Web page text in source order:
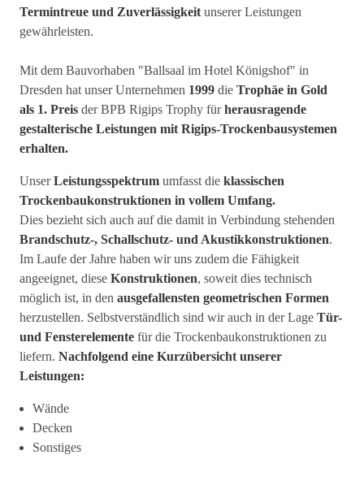
Termintreue und Zuverlässigkeit unserer Leistungen
gewährleisten.
Mit dem Bauvorhaben "Ballsaal im Hotel Königshof" in
Dresden hat unser Unternehmen 1999 die Trophäe in Gold
als 1. Preis der BPB Rigips Trophy fürherausragende
gestalterische Leistungen mit Rigips-Trockenbausystemen
erhalten.
UnserLeistungsspektrum umfasst die klassischen
Trockenbaukonstruktionen in vollem Umfang.
Dies bezieht sich auch auf die damit in Verbindung stehenden
Brandschutz-, Schallschutz- und Akustikkonstruktionen.
Im Laufe der Jahre haben wir uns zudem die Fähigkeit
angeeignet, diese Konstruktionen, soweit dies technisch
möglich ist, in den ausgefallensten geometrischen Formen
herzustellen. Selbstverständlich sind wir auch in der Lage Tür-
und Fensterelemente für die Trockenbaukonstruktionen zu
liefern. Nachfolgend eine Kurzübersicht unserer
Leistungen:
Wände
Decken
Sonstiges